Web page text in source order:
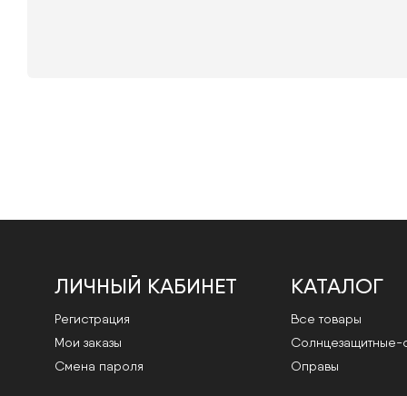
ЛИЧНЫЙ КАБИНЕТ
Регистрация
Мои заказы
Смена пароля
КАТАЛОГ
Все товары
Cолнцезащитные-
Оправы